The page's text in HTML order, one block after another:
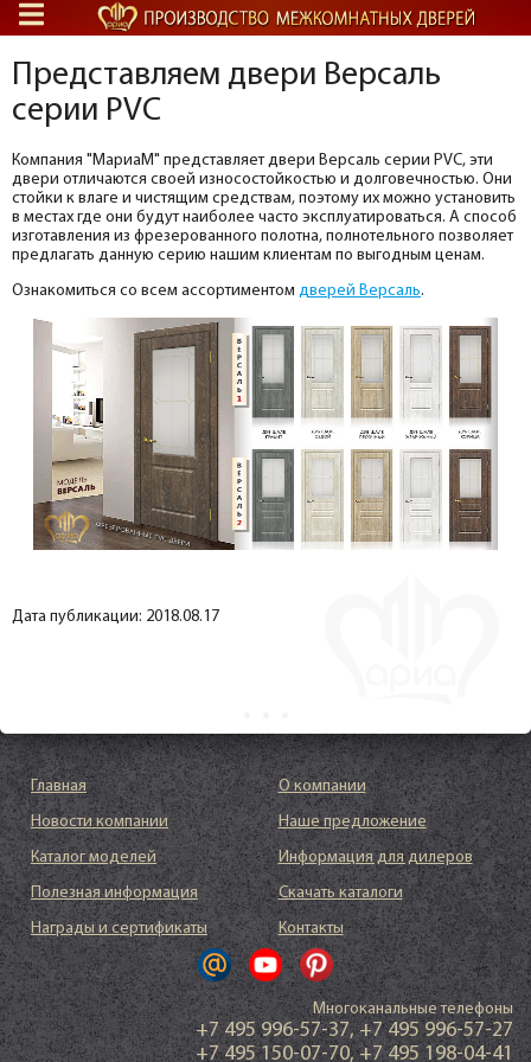
Представляем двери Версаль
серии PVС
Компания "МариаМ" представляет двери Версаль серии PVС, эти
двери отличаются своей износостойкостью и долговечностью. Они
стойки к влаге и чистящим средствам, поэтому их можно установить
в местах где они будут наиболее часто эксплуатироваться. А способ
изготавления из фрезерованного полотна, полнотельного позволяет
предлагать данную серию нашим клиентам по выгодным ценам.
Ознакомиться со всем ассортиментом дверей Версаль.
Дата публикации: 2018.08.17
Главная
О компании
Новости компании
Наше предложение
Каталог моделей
Информация для дилеров
Полезная информация
Скачать каталоги
Награды и сертификаты
Контакты
Многоканальные телефоны
+7 495 996-57-37,+7 495 996-57-27
+7 495 150-07-70,+7 495 198-04-41